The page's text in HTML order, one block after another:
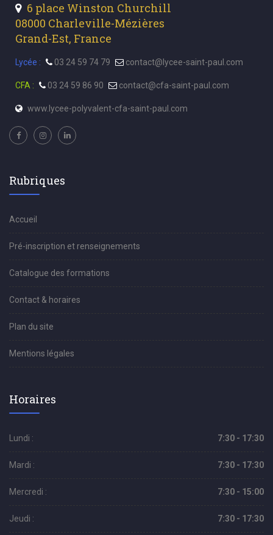
6 place Winston Churchill
08000 Charleville-Mézières
Grand-Est, France
Lycée : 03 24 59 74 79 contact@lycee-saint-paul.com
CFA : 03 24 59 86 90 contact@cfa-saint-paul.com
www.lycee-polyvalent-cfa-saint-paul.com
Rubriques
Accueil
Pré-inscription et renseignements
Catalogue des formations
Contact & horaires
Plan du site
Mentions légales
Horaires
Lundi : 7:30 - 17:30
Mardi : 7:30 - 17:30
Mercredi : 7:30 - 15:00
Jeudi : 7:30 - 17:30